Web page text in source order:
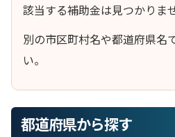
該当する補助金は見つかりま
別の市区町村名や都道府県名
い。
都道府県から探す